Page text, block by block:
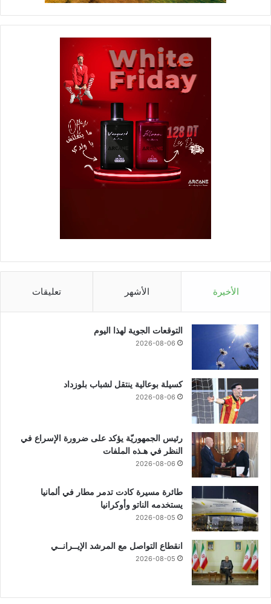
الأخيرة الأشهر تعليقات
التوقعات الجوية لهذا اليوم
2026-08-06
كسيلة بوعالية ينتقل لشباب بلوزداد
2026-08-06
رئيس الجمهوريّة يؤكد على ضرورة الإسراع في
النظر في هـذه الملفات
2026-08-06
طائرة مسيرة كادت تدمر مطار في ألمانيا
يستخدمه الناتو وأوكرانيا
2026-08-05
انقطاع التواصل مع المرشد الإيــرانــي
2026-08-05